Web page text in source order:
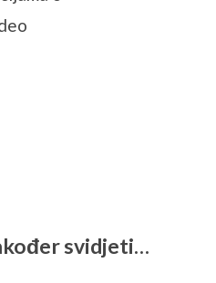
svidjeti…